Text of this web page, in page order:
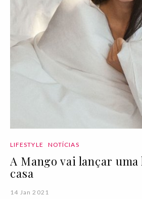
LIFESTYLE NOTÍCIAS
A Mango vai lançar
casa
14 Jan 2021